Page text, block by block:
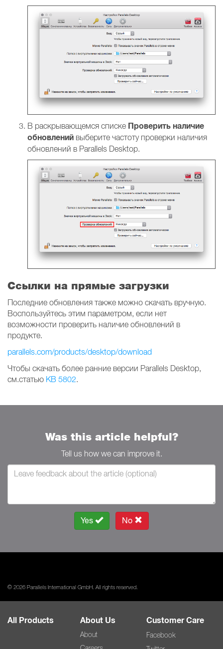
В раскрывающемся списке Проверить наличие
обновлений выберите частоту проверки наличия
обновлений в Parallels Desktop.
Ссылки на прямые загрузки
Последние обновления также можно скачать вручную.
Воспользуйтесь этим параметром, если нет
возможности проверить наличие обновлений в
продукте.
parallels.com/products/desktop/download
Чтобы скачать более ранние версии Parallels Desktop,
см.статью KB 5802.
Was this article helpful?
Tell us how we can improve it.
Yes No
© 2026 Parallels International GmbH. All rights reserved.
All Products About Us
About
Customer Care
Facebook